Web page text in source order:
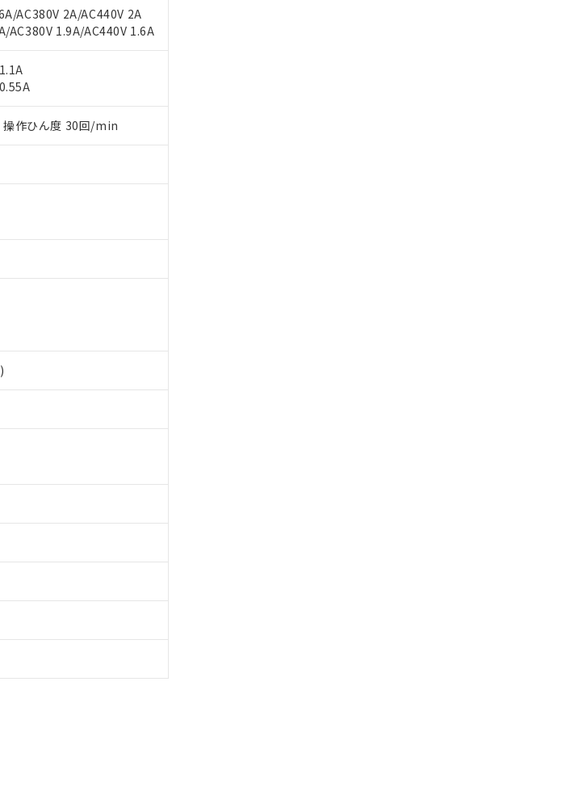
AC380V 2A/AC440V 2A
AC380V 1.9A/AC440V 1.6A
作ひん度 30回/min
社在庫状況および標準価格(税抜)を提供させていただ
スの対象外となる商品もあることをご了承ください。
び標準価格とは異なる場合があることをご了承くださ
引先、またはお客様担当のオムロン制御機器販売店・
販売ネットワーク
」をご確認ください。
諾なく第三者に漏洩または開示しないようお願いしま
ご利用いただくには、I-Webメンバーズにご登録され
た部品リストについて、当社および当社の共同利用者
用に関して"
の「1.共同利用者の範囲」に記載されて
100ppm以下、
以下、ポリ臭化ジフェニルエーテル類(PBDE) 1000ppm以下、
目は除く。
がないことを確認しています。
ることがあります。
す。
過去に遡って非含有を証明するものではありません。
では、対応完了までの期間は出荷製品に未対応品が
た。
ください。
、
、 PBDEs(ポリ臭化ジフェニルエーテル類) : 1000ppm、
: 1000ppm、 BBP(フタル酸ブチルベンジル) : 1000ppm、
であることを示します。
漏えいし、環境に深刻な影響を及ぼさない年数を意
び外国貿易法に定める商品（以下｢規制貨物等」とい
本国政府の輸出許可(または役務取引許可)を取得する
するなど、違法に輸出されないよう必要な手段を講じ
器、生物兵器またはその他武器並びにこれらの製造装
上記1、2および3の内容を当該第三者に通知します。
が違法に輸出するおそれがある場合は、取り引きをい
様のお取引先、またはお客様担当のオムロン制御
)
していない機種